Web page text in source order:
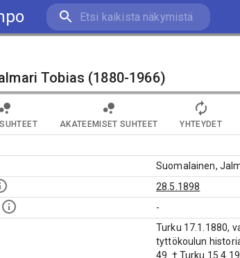
Tobias (1880-1966)
AKATEEMISET SUHTEET YHTEYDET
Suomalainen,
28.5.1898
-
Turku 17.1.1880,
tyttökoulun
49. † Turku